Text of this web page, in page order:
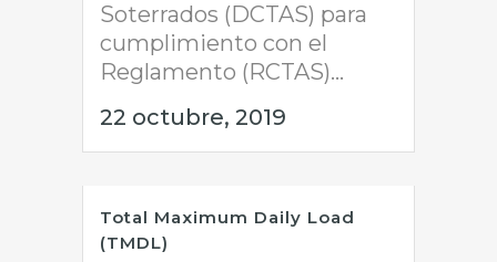
Soterrados (DCTAS) para
cumplimiento con el
Reglamento (RCTAS)...
22 octubre, 2019
Total Maximum Daily Load
(TMDL)